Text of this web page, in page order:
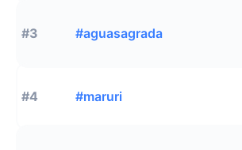
#3 #aguasagrada
#4 #maruri